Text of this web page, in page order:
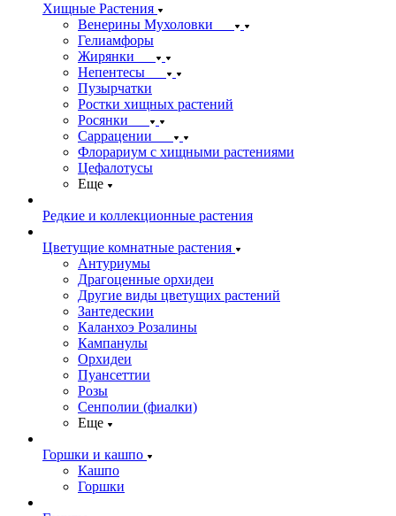
Хищные Растения
Венерины Мухоловки
Гелиамфоры
Жирянки
Непентесы
Пузырчатки
Ростки хищных растений
Росянки
Саррацении
Флорариум с хищными растениями
Цефалотусы
Еще
Редкие и коллекционные растения
Цветущие комнатные растения
Антуриумы
Драгоценные орхидеи
Другие виды цветущих растений
Зантедескии
Каланхоэ Розалины
Кампанулы
Орхидеи
Пуансеттии
Розы
Сенполии (фиалки)
Еще
Горшки и кашпо
Кашпо
Горшки